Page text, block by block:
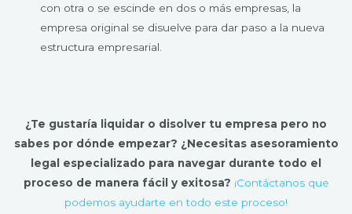
con otra o se escinde en dos o más empresas, la
empresa original se disuelve para dar paso a la nueva
estructura empresarial.
¿Te gustaría liquidar o disolver tu empresa pero no
sabes por dónde empezar? ¿Necesitas asesoramiento
legal especializado para navegar durante todo el
proceso de manera fácil y exitosa? ¡Contáctanos que
podemos ayudarte en todo este proceso!